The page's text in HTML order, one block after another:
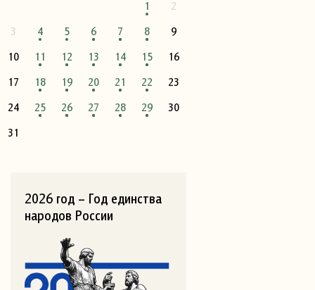
1
2
3
4 5 6 7 8
9
10
11 12 13 14 15
16
17
18 19 20 21 22
23
24
25 26 27 28 29
30
31
2026 год – Год единства
народов России